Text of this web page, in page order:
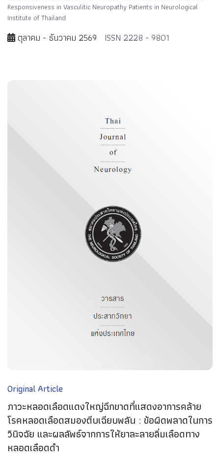
Responsiveness in Vasculitic Neuropathy Patients in Neurological
Institute of Thailand
ตุลาคม - ธันวาคม 2569 ISSN 2228 - 9801
Original Article
ภาวะหลอดเลือดแดงใหญ่ฉีกขาดที่แสดงอาการคล้าย
โรคหลอดเลือดสมองตีบเฉียบพลัน : ข้อผิดพลาดในการ
วินิจฉัย และผลลัพธ์จากการให้ยาละลายลิ่มเลือดทาง
หลอดเลือดดำ